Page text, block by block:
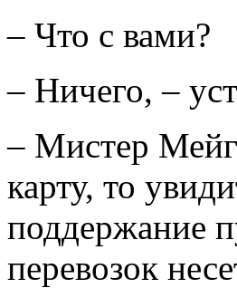
– Что с вами?
– Ничего, –
– Мистер
карту, то
поддержание
перевозок